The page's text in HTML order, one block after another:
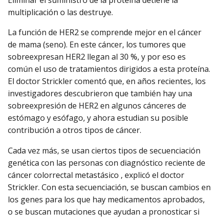
multiplicación o las destruye.
La función de HER2 se comprende mejor en el cáncer
de mama (seno). En este cáncer, los tumores que
sobreexpresan HER2 llegan al 30 %, y por eso es
común el uso de tratamientos dirigidos a esta proteína.
El doctor Strickler comentó que, en años recientes, los
investigadores descubrieron que también hay una
sobreexpresión de HER2 en algunos cánceres de
estómago y esófago, y ahora estudian su posible
contribución a otros tipos de cáncer.
Cada vez más, se usan ciertos tipos de secuenciación
genética con las personas con diagnóstico reciente de
cáncer colorrectal metastásico , explicó el doctor
Strickler. Con esta secuenciación, se buscan cambios en
los genes para los que hay medicamentos aprobados,
o se buscan mutaciones que ayudan a pronosticar si